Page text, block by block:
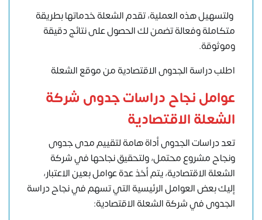
ولتسهيل هذه العملية، تقدم الشعلة خدماتها بطريقة
متكاملة وفعالة تضمن لك الحصول على نتائج دقيقة
وموثوقة.
اطلب دراسة الجدوى الاقتصادية من موقع الشعلة
عوامل نجاح دراسات جدوى شركة
الشعلة الاقتصادية
تعد دراسات الجدوى أداة هامة لتقييم مدى جدوى
ونجاح مشروع محتمل، ولتحقيق نجاحها في شركة
الشعلة الاقتصادية، يتم أخذ عدة عوامل بعين الاعتبار،
إليك بعض العوامل الرئيسية التي تسهم في نجاح دراسة
الجدوى في شركة الشعلة الاقتصادية: